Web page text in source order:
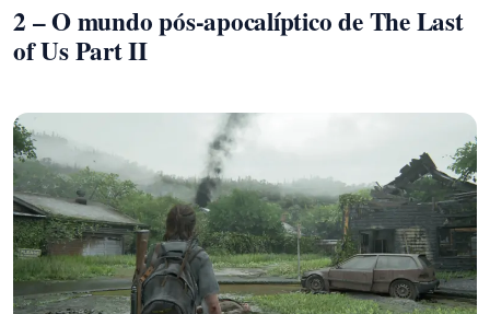
2 – O mundo pós-apocalíptico de The Last
of Us Part II